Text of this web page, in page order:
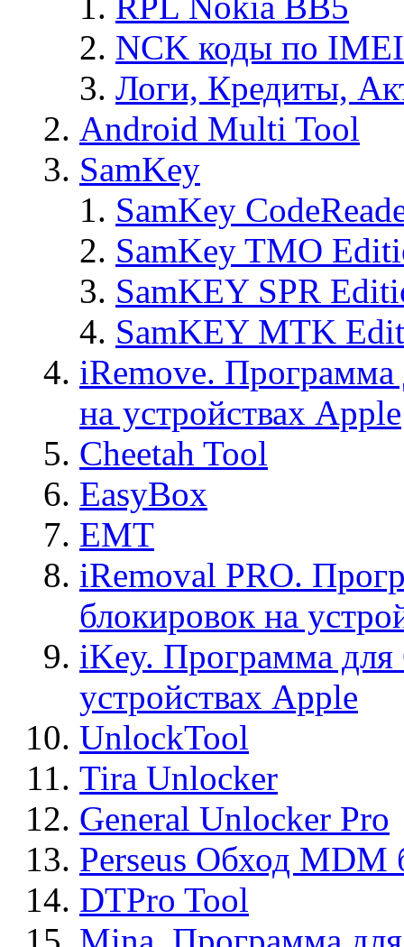
NCK коды по IMEI
Логи, Кредиты,
Android Multi Tool
SamKey
SamKey
SamKey TMO
SamKEY SPR
SamKEY MTK
iRemove. Программа
на устройствах Apple
Cheetah Tool
EasyBox
EMT
iRemoval PRO.
блокировок на
iKey. Программа для
устройствах Apple
UnlockTool
Tira Unlocker
General Unlocker Pro
Perseus Обход MDM
DTPro Tool